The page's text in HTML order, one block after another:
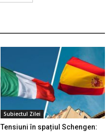
Subiectul Zilei
Tensiuni în spațiul Schengen: